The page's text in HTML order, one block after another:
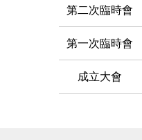
第二次臨時會
第一次臨時會
成立大會